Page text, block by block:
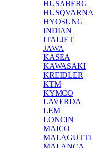
HUSABERG
HUSQVARNA
HYOSUNG
INDIAN
ITALJET
JAWA
KASEA
KAWASAKI
KREIDLER
KTM
KYMCO
LAVERDA
LEM
LONCIN
MAICO
MALAGUTTI
MALANCA